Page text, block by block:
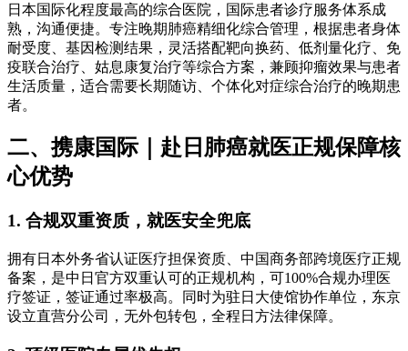
日本国际化程度最高的综合医院，国际患者诊疗服务体系成
熟，沟通便捷。专注晚期肺癌精细化综合管理，根据患者身体
耐受度、基因检测结果，灵活搭配靶向换药、低剂量化疗、免
疫联合治疗、姑息康复治疗等综合方案，兼顾抑瘤效果与患者
生活质量，适合需要长期随访、个体化对症综合治疗的晚期患
者。
二、携康国际｜赴日肺癌就医正规保障核
心优势
1. 合规双重资质，就医安全兜底
拥有日本外务省认证医疗担保资质、中国商务部跨境医疗正规
备案，是中日官方双重认可的正规机构，可100%合规办理医
疗签证，签证通过率极高。同时为驻日大使馆协作单位，东京
设立直营分公司，无外包转包，全程日方法律保障。